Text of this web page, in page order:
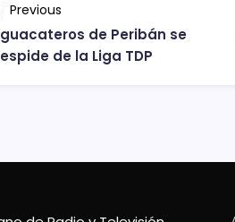
Previous
de Peribán se
de la Liga TDP